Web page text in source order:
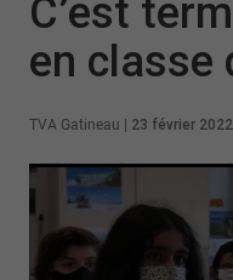
C’est
en classe
TVA Gatineau 23 février 2022